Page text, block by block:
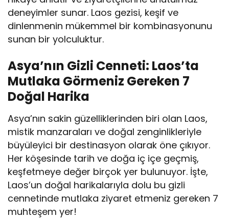
deneyimler sunar. Laos gezisi, keşif ve
dinlenmenin mükemmel bir kombinasyonunu
sunan bir yolculuktur.
Asya’nın Gizli Cenneti: Laos’ta
Mutlaka Görmeniz Gereken 7
Doğal Harika
Asya’nın sakin güzelliklerinden biri olan Laos,
mistik manzaraları ve doğal zenginlikleriyle
büyüleyici bir destinasyon olarak öne çıkıyor.
Her köşesinde tarih ve doğa iç içe geçmiş,
keşfetmeye değer birçok yer bulunuyor. İşte,
Laos’un doğal harikalarıyla dolu bu gizli
cennetinde mutlaka ziyaret etmeniz gereken 7
muhteşem yer!